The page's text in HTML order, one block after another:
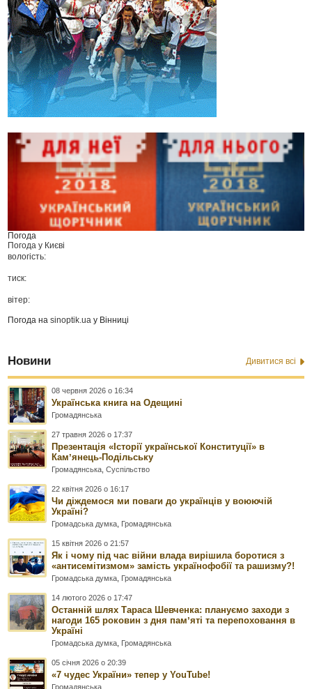
Погода
Погода у Києві
вологість:
тиск:
вітер:
Погода наsinoptik.ua у Вінниці
Новини Дивитися всі
08 червня 2026 о 16:34
Українська книга на Одещині
Громадянська
27 травня 2026 о 17:37
Презентація «Історії української Конституції» в
Камʼянець-Подільську
Громадянська ,Суспільство
22 квітня 2026 о 16:17
Чи діждемося ми поваги до українців у воюючій
Україні?
Громадська думка Громадянська
15 квітня 2026 о 21:57
Як і чому під час війни влада вирішила боротися з
«антисемітизмом» замість українофобії та рашизму?!
Громадська думка Громадянська
14 лютого 2026 о 17:47
Останній шлях Тараса Шевченка: плануємо заходи з
нагоди 165 роковин з дня памʼяті та перепоховання в
Україні
Громадська думка Громадянська
05 січня 2026 о 20:39
«7 чудес України» тепер у YouTube!
Громадянська